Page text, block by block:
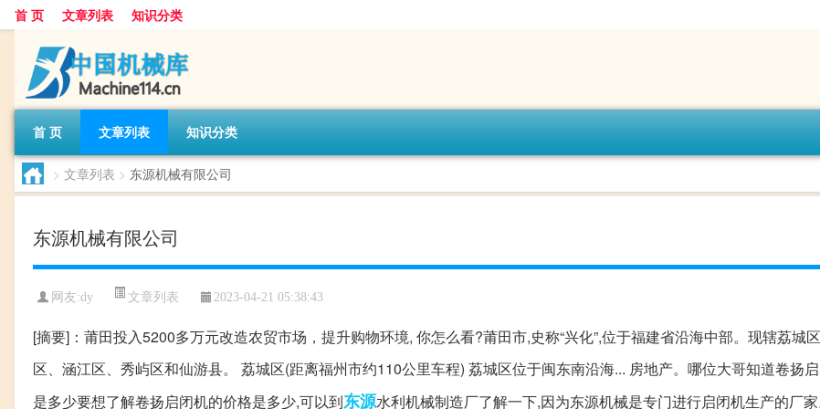
首 页 文章列表 知识分类
首 页 文章列表 知识分类
> 文章列表 > 东源机械有限公司
东源机械有限公司
网友:dy 文章列表 2023-04-21 05:38:43
[摘要]：莆田投入5200多万元改造农贸市场，提升购物环境, 你怎么看?莆田市,史称“兴化”,位于福建省沿海中部。现辖荔城
区、涵江区、秀屿区和仙游县。 荔城区(距离福州市约110公里车程) 荔城区位于闽东南沿海... 房地产。哪位大哥知道卷扬
是多少要想了解卷扬启闭机的价格是多少,可以到东源水利机械制造厂了解一下,因为东源机械是专门进行启闭机生产的厂